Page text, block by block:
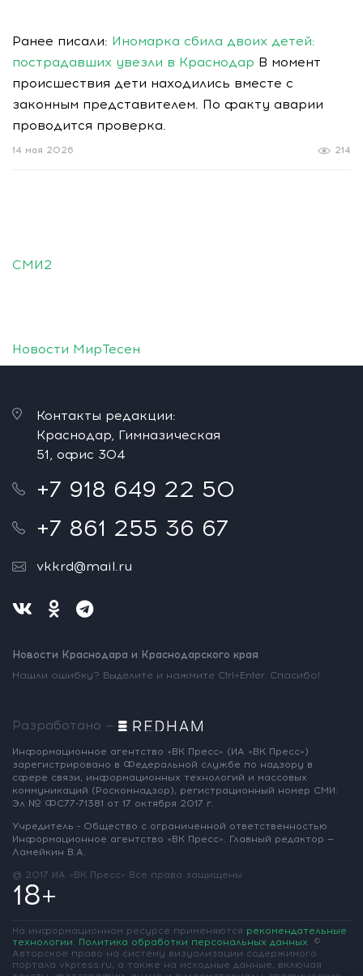
Ранее писали: Иномарка сбила двоих детей:
пострадавших увезли в Краснодар В момент
происшествия дети находились вместе с
законным представителем. По факту аварии
проводится проверка.
214
14 мая 2026
СМИ2
Новости МирТесен
Контакты редакции:
Краснодар, Гимназическая
51, офис 304
+7 918 649 22 50
+7 861 255 36 67
vkkrd@mail.ru
Новости Краснодара и Краснодарского края
Нашли ошибку? Выделите и нажмите Ctrl+Enter. Спасибо!
Разработано —
Информационное агентство «ВК Пресс» (ИА «ВК Пресс»)
зарегистрировано в Федеральной службе по надзору в
сфере связи, информационных технологий и массовых
коммуникаций (Роскомнадзор), регистрационный номер СМИ:
Эл № ФС77-71381 от 17 октября 2017 г.
Учредитель - Общество с ограниченной ответственностью
Информационное агентство «ВК Пресс». Главный редактор —
Ламейкин В.А.
@ 2017 ИА «ВК Пресс» Все права защищены
18+
На информационном ресурсе применяются рекомендательные
технологии. Политика обработки персональных данных. ©
Авторское право на систему визуализации содержимого
портала vkpress.ru, а также на исходные данные, включая